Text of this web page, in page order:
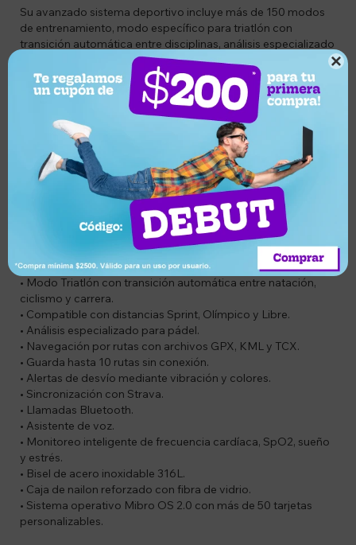

Su avanzado sistema deportivo incluye más de 150 modos
de entrenamiento, modo específico para triatlón con
transición automática entre disciplinas, análisis especializado
para pádel y navegación mediante rutas importadas,
convirtiéndolo en el compañero ideal para cualquier desafío.
Además, ofrece un completo monitoreo de salud con
medición de frecuencia cardíaca, oxígeno en sangre, calidad
del sueño y control del estrés, junto con llamadas Bluetooth,
asistente de voz y el nuevo sistema Mibro OS 2.0, totalmente
personalizable.
Características
• Pantalla AMOLED de 1.43" ultra brillante de hasta 1200 nits.
• Resolución de 466 × 466 píxeles con fluidez de 60 fps.
• GPS GNSS de doble frecuencia (L1 + L5) con mayor
• Más de 150 modos deportivos.
• Modo Triatlón con transición automática entre natación,
ciclismo y carrera.
• Compatible con distancias Sprint, Olímpico y Libre.
• Análisis especializado para pádel.
• Navegación por rutas con archivos GPX, KML y TCX.
• Guarda hasta 10 rutas sin conexión.
• Alertas de desvío mediante vibración y colores.
• Sincronización con Strava.
• Llamadas Bluetooth.
• Asistente de voz.
• Monitoreo inteligente de frecuencia cardíaca, SpO2, sueño
y estrés.
• Bisel de acero inoxidable 316L.
• Caja de nailon reforzado con fibra de vidrio.
• Sistema operativo Mibro OS 2.0 con más de 50 tarjetas
personalizables.